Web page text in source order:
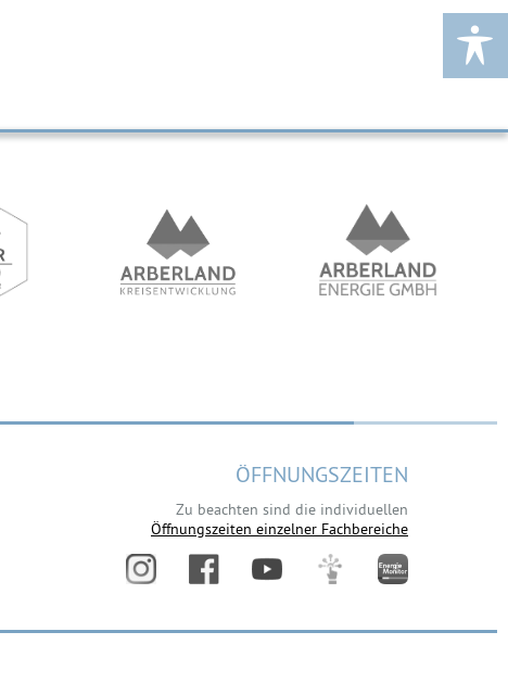
ÖFFNUNGSZEITEN
Zu beachten sind die individuellen
Öffnungszeiten einzelner Fachbereiche